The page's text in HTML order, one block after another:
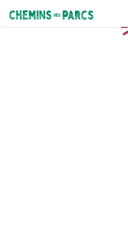
Chemins des Parcs